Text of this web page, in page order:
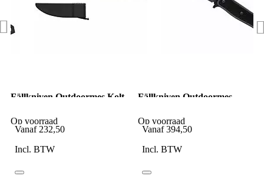
Fällkniven Outdoormes Kolt
Sheath
Op voorraad
Vanaf 232,50
Incl. BTW
Fällkniven Outdoormes
Zytel Sheath
Op voorraad
Vanaf 394,50
Incl. BTW